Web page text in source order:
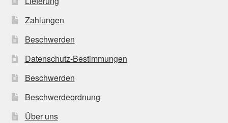
Zahlungen
Beschwerden
Datenschutz-Bestimmungen
Beschwerden
Beschwerdeordnung
Über uns